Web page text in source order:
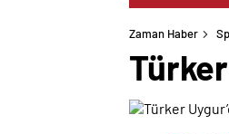
Zaman Haber